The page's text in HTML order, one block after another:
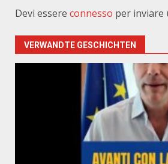
Devi essere connesso per inviare
VERWANDTE GESCHICHTEN